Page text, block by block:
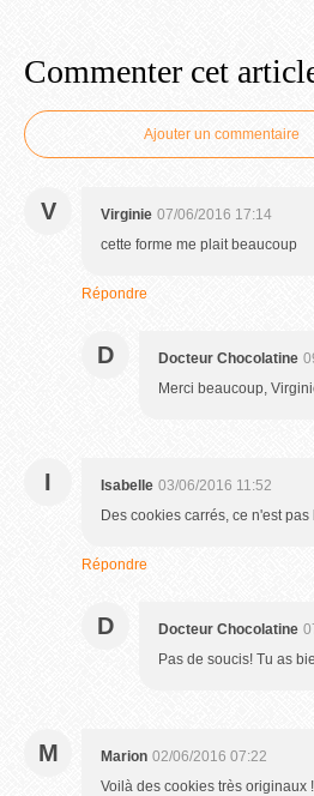
Commenter cet
Ajouter un commentaire
V Virginie 07/06/2016 17:14
cette forme me plait beaucoup
Répondre
D Docteur Chocolatine
Merci beaucoup,
I Isabelle 03/06/2016 11:52
Des cookies carrés, ce n'est
Répondre
D Docteur Chocolatine
Pas de soucis! Tu as
M Marion 02/06/2016 07:22
Voilà des cookies très originaux